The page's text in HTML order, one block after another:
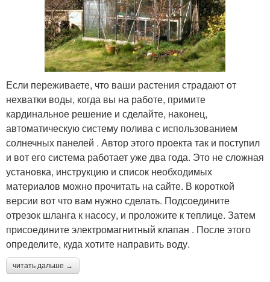
Если переживаете, что ваши растения страдают от
нехватки воды, когда вы на работе, примите
кардинальное решение и сделайте, наконец,
автоматическую систему полива с использованием
солнечных панелей . Автор этого проекта так и поступил
и вот его система работает уже два года. Это не сложная
установка, инструкцию и список необходимых
материалов можно прочитать на сайте. В короткой
версии вот что вам нужно сделать. Подсоедините
отрезок шланга к насосу, и проложите к теплице. Затем
присоедините электромагнитный клапан . После этого
определите, куда хотите направить воду.
читать дальше →